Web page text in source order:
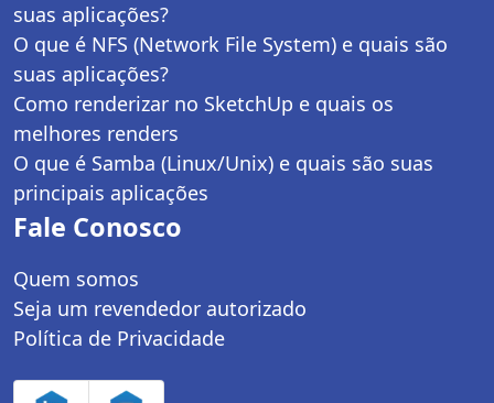
suas aplicações?
O que é NFS (Network File System) e quais são
suas aplicações?
Como renderizar no SketchUp e quais os
melhores renders
O que é Samba (Linux/Unix) e quais são suas
principais aplicações
Fale Conosco
Quem somos
Seja um revendedor autorizado
Política de Privacidade